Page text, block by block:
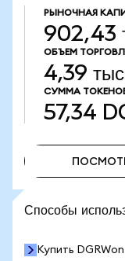
РЫНОЧНАЯ
902,43
ОБЪЕМ
4,39
СУММА
57,34
Способы
Купить DGRWon